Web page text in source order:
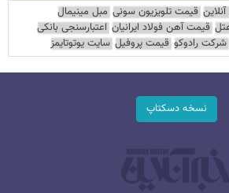
قیمت تلویزیون سونی مبل مینیمال
قیمت آهن فولاد ایرانیان اعتبارسنجی بانکی
شرکت رادوکو قیمت پروفیل سایت یوتوتایمز
نسخه دسکتاپ